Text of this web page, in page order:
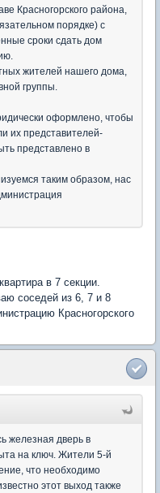
Красногорского района,
порядке) с
сроки сдать дом
жителей нашего дома,
группы.
оформлено, чтобы
их представителей-
представлено в
таким образом, нас
в 7 секции.
соседей из 6, 7 и 8
Красногорского
железная дверь в
на ключ. Жители 5-й
что необходимо
этот выход также